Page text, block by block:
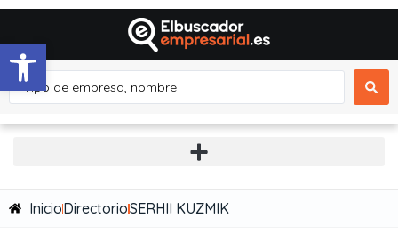
Abrir barra de herramientas
InicioDirectorioSERHII KUZMIK